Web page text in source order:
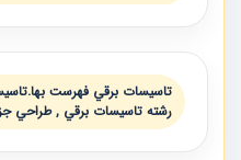
تاسيسات برقي فهرست
رشته تاسيسات برقي , طراحي